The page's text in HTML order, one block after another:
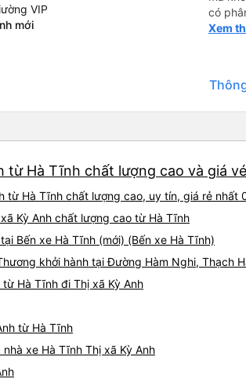
VIP
mới
có
viên đều thân
nhẹ
nhiều
Xem
từ Hà Tĩnh chất lượng cao và giá
từ Hà Tĩnh chất lượng cao, uy tín, giá rẻ nhất
Kỳ Anh chất lượng cao từ Hà Tĩnh
Bến xe Hà Tĩnh (mới) (Bến xe Hà Tĩnh)
khởi hành tại Đường Hàm Nghi, Thạch
Hà Tĩnh đi Thị xã Kỳ Anh
từ Hà Tĩnh
xe Hà Tĩnh Thị xã Kỳ Anh